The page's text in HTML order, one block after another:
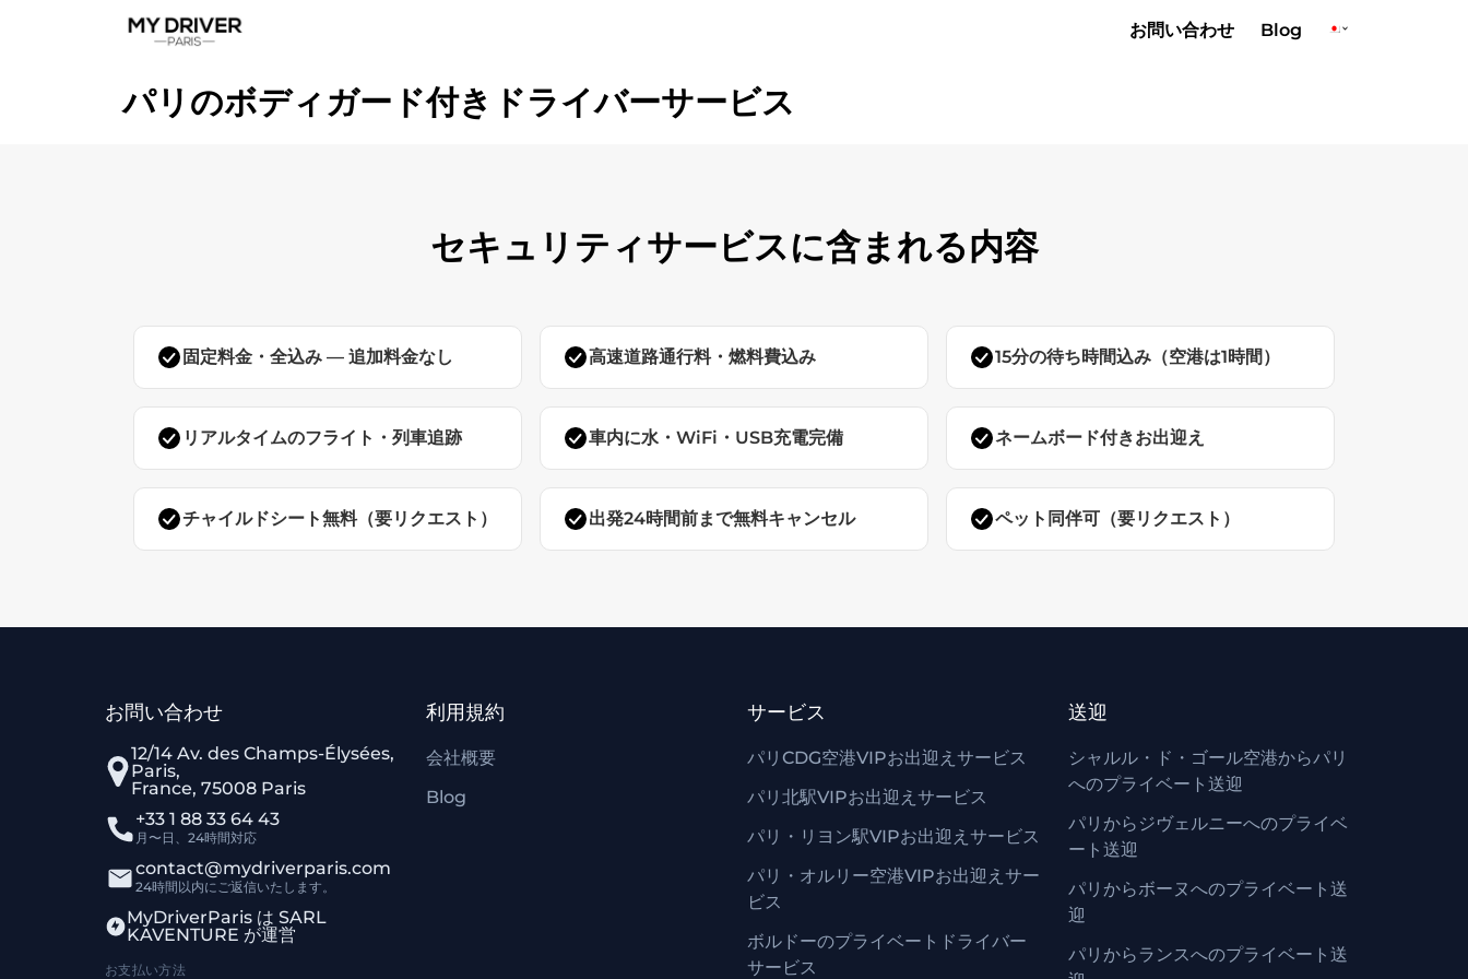
お問い合わせ Blog
パリのボディガード付きドライバーサービス
セキュリティサービスに含まれる内容
固定料金・全込み — 追加料金なし 高速道路通行料・燃料費込み 15分の待ち時間込み（空港は1時間）
リアルタイムのフライト・列車追跡 車内に水・WiFi・USB充電完備 ネームボード付きお出迎え
チャイルドシート無料（要リクエスト） 出発24時間前まで無料キャンセル ペット同伴可（要リクエスト）
お問い合わせ
12/14 Av. des Champs-Élysées,
Paris,
France, 75008 Paris
+33 1 88 33 64 43
月〜日、24時間対応
contact@mydriverparis.com
24時間以内にご返信いたします。
MyDriverParis は SARL
KAVENTURE が運営
お支払い方法
利用規約
会社概要
Blog
サービス
パリCDG空港VIPお出迎えサービス
パリ北駅VIPお出迎えサービス
パリ・リヨン駅VIPお出迎えサービス
パリ・オルリー空港VIPお出迎えサー
ビス
ボルドーのプライベートドライバー
サービス
送迎
シャルル・ド・ゴール空港からパリ
へのプライベート送迎
パリからジヴェルニーへのプライベ
ート送迎
パリからボーヌへのプライベート送
迎
パリからランスへのプライベート送